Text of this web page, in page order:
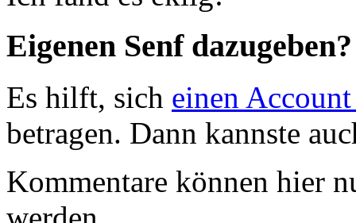
Eigenen Senf dazugeben?
Es hilft, sich einen
betragen. Dann kannste
Kommentare können hier